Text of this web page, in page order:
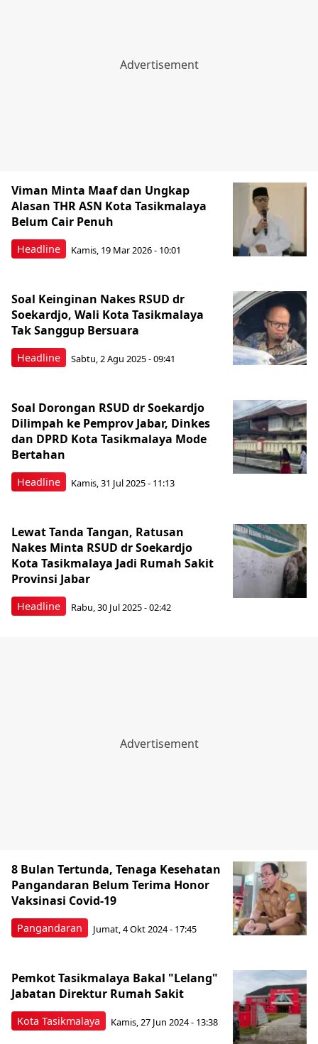
Headline
Viman Minta Maaf dan Ungkap
Alasan THR ASN Kota Tasikmalaya
Belum Cair Penuh
Kamis, 19 Mar 2026 - 10:01
Headline
Soal Keinginan Nakes RSUD dr
Soekardjo, Wali Kota Tasikmalaya
Tak Sanggup Bersuara
Sabtu, 2 Agu 2025 - 09:41
Headline
Soal Dorongan RSUD dr Soekardjo
Dilimpah ke Pemprov Jabar, Dinkes
dan DPRD Kota Tasikmalaya Mode
Bertahan
Kamis, 31 Jul 2025 - 11:13
Headline
Lewat Tanda Tangan, Ratusan
Nakes Minta RSUD dr Soekardjo
Kota Tasikmalaya Jadi Rumah Sakit
Provinsi Jabar
Rabu, 30 Jul 2025 - 02:42
Pangandaran
8 Bulan Tertunda, Tenaga Kesehatan
Pangandaran Belum Terima Honor
Vaksinasi Covid-19
Jumat, 4 Okt 2024 - 17:45
Kota Tasikmalaya
Pemkot Tasikmalaya Bakal "Lelang"
Jabatan Direktur Rumah Sakit
Kamis, 27 Jun 2024 - 13:38